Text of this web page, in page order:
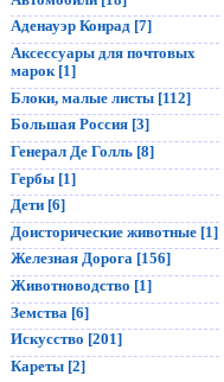
Аденауэр Конрад [7]
Аксессуары для почтовых
марок [1]
Блоки, малые листы [112]
Большая Россия [3]
Генерал Де Голль [8]
Гербы [1]
Дети [6]
Доисторические животные [1]
Железная Дорога [156]
Животноводство [1]
Земства [6]
Искусство [201]
Кареты [2]